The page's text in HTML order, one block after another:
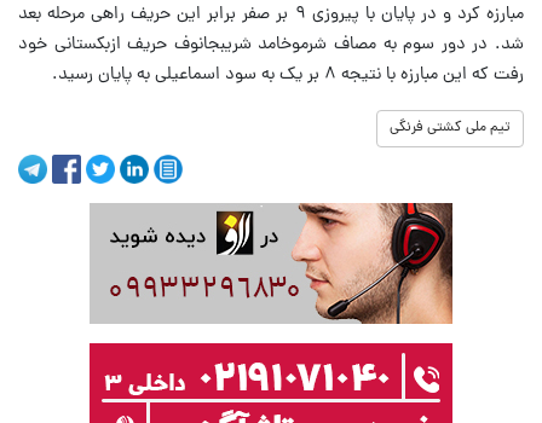
مبارزه کرد و در پایان با پیروزی ۹ بر صفر برابر این حریف راهی مرحله بعد
شد. در دور سوم به مصاف شرموخامد شریبجانوف حریف ازبکستانی خود
رفت که این مبارزه با نتیجه ۸ بر یک به سود اسماعیلی به پایان رسید.
تیم ملی کشتی فرنگی